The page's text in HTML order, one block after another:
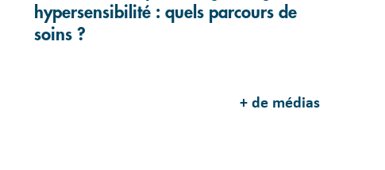
hypersensibilité : quels parcours de
soins ?
+ de médias